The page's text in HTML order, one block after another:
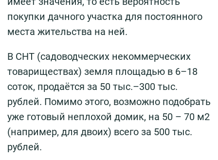
покупки дачного участка для постоянного
места жительства на ней.
В СНТ (садоводческих некоммерческих
товариществах) земля площадью в 6–18
соток, продаётся за 50 тыс.–300 тыс.
рублей. Помимо этого, возможно подобрать
уже готовый неплохой домик, на 50 – 70 м2
(например, для двоих) всего за 500 тыс.
рублей.